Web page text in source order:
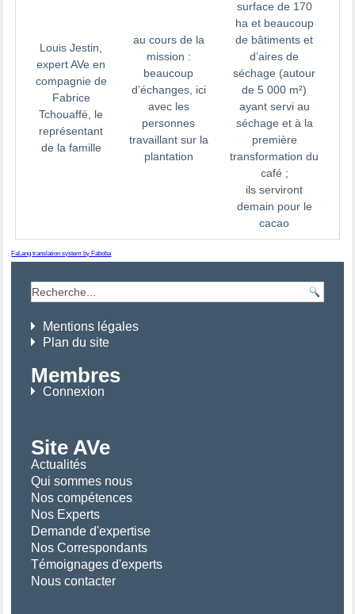
Louis Jestin,
expert AVe en
compagnie de
Fabrice
Tchouaffé, le
représentant
de la famille
au cours de la
mission :
beaucoup
d’échanges, ici
avec les
personnes
travaillant sur la
plantation
surface de 170
ha et beaucoup
de bâtiments et
d’aires de
séchage (autour
de 5 000 m²)
ayant servi au
séchage et à la
première
transformation du
café ;
ils serviront
demain pour le
cacao
FaLang translation system by Faboba
Mentions légales
Plan du site
Membres
Connexion
Site AVe
Actualités
Qui sommes nous
Nos compétences
Nos Experts
Demande d'expertise
Nos Correspondants
Témoignages d'experts
Nous contacter